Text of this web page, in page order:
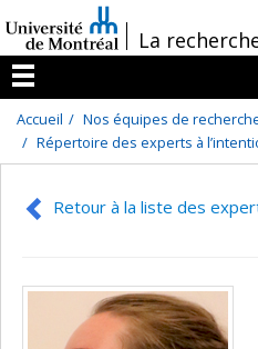
au
contenu
/La
Menu
Accueil
Nos équipes de
Répertoire des experts à
Retour à la liste des